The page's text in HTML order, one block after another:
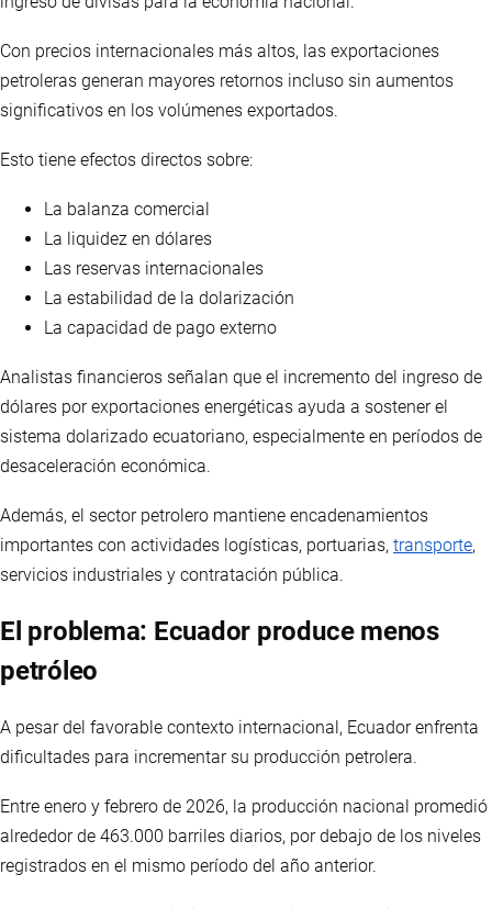
Con precios internacionales más altos, las exportaciones
petroleras generan mayores retornos incluso sin aumentos
significativos en los volúmenes exportados.
Esto tiene efectos directos sobre:
La balanza comercial
La liquidez en dólares
Las reservas internacionales
La estabilidad de la dolarización
La capacidad de pago externo
Analistas financieros señalan que el incremento del ingreso de
dólares por exportaciones energéticas ayuda a sostener el
sistema dolarizado ecuatoriano, especialmente en períodos de
desaceleración económica.
Además, el sector petrolero mantiene encadenamientos
importantes con actividades logísticas, portuarias, transporte,
servicios industriales y contratación pública.
El problema: Ecuador produce menos
petróleo
A pesar del favorable contexto internacional, Ecuador enfrenta
dificultades para incrementar su producción petrolera.
Entre enero y febrero de 2026, la producción nacional promedió
alrededor de 463.000 barriles diarios, por debajo de los niveles
registrados en el mismo período del año anterior.